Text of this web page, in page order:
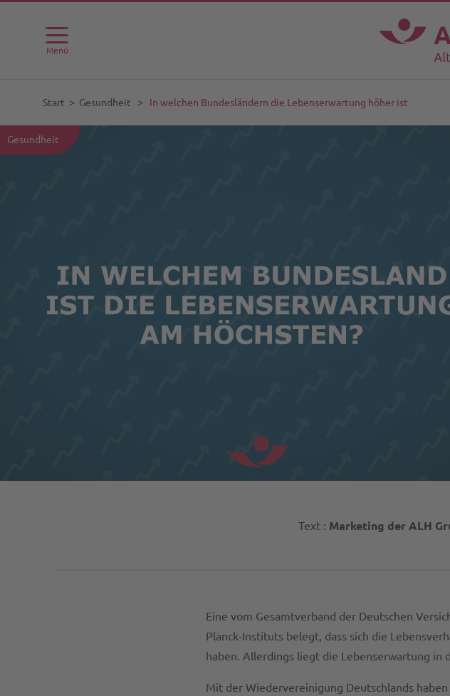
Menü
Start ˃ Gesundheit ˃ In welchen Bundesländern die Lebenserwartung höher ist
Gesundheit
Text : Marketing der ALH
Eine vom Gesamtverband der Deutschen
Planck-Instituts belegt, dass sich die
haben. Allerdings liegt die Lebenserwartung in
Mit der Wiedervereinigung Deutschlands